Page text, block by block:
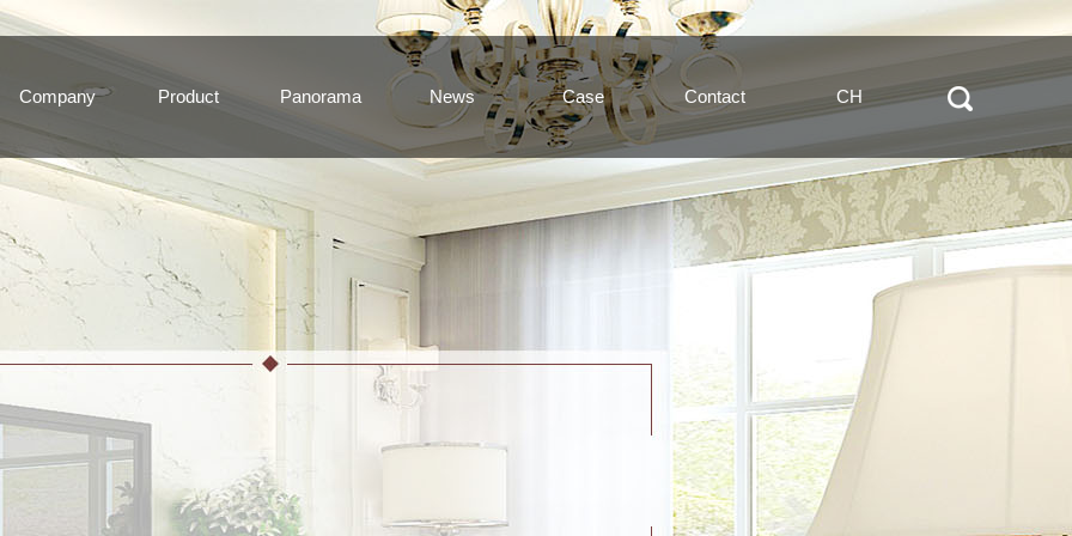
Company Product Panorama News Case Contact CH